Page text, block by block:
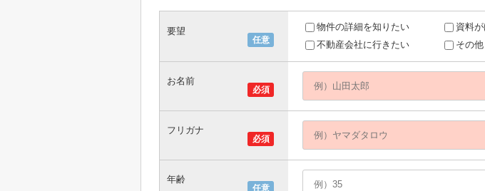
任意
要望 物件の詳細を知りたい 資料
不動産会社に行きたい
その他
必須
お名前
必須
フリガナ
任意
年齢